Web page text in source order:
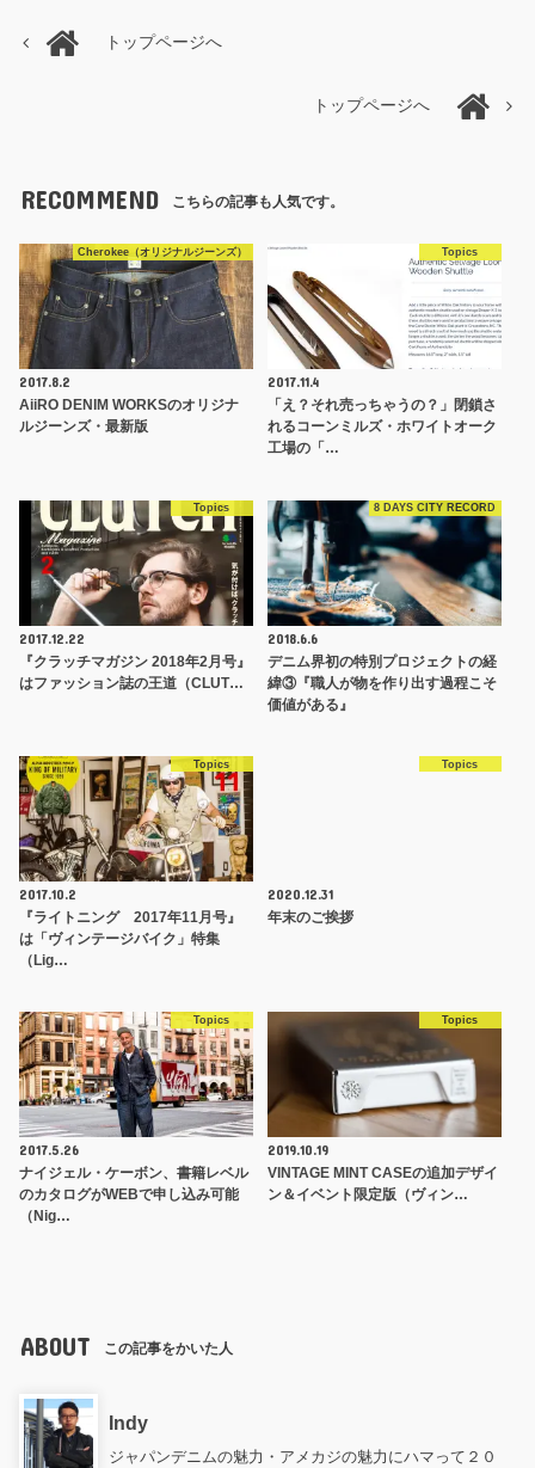
トップページへ
トップページへ
RECOMMEND こちらの記事も人気です。
Cherokee（オリジナルジーンズ）
2017.8.2
AiiRO DENIM WORKSのオリジナ
ルジーンズ・最新版
Topics
2017.11.4
「え？それ売っちゃうの？」閉鎖さ
れるコーンミルズ・ホワイトオーク
工場の「…
Topics
2017.12.22
『クラッチマガジン 2018年2月号』
はファッション誌の王道（CLUT…
8 DAYS CITY RECORD
2018.6.6
デニム界初の特別プロジェクトの経
緯③『職人が物を作り出す過程こそ
価値がある』
Topics
2017.10.2
『ライトニング 2017年11月号』
は「ヴィンテージバイク」特集
（Lig…
Topics
2020.12.31
年末のご挨拶
Topics
2017.5.26
ナイジェル・ケーボン、書籍レベル
のカタログがWEBで申し込み可能
（Nig…
Topics
2019.10.19
VINTAGE MINT CASEの追加デザイ
ン＆イベント限定版（ヴィン…
ABOUT この記事をかいた人
Indy
ジャパンデニムの魅力・アメカジの魅力にハマって２０